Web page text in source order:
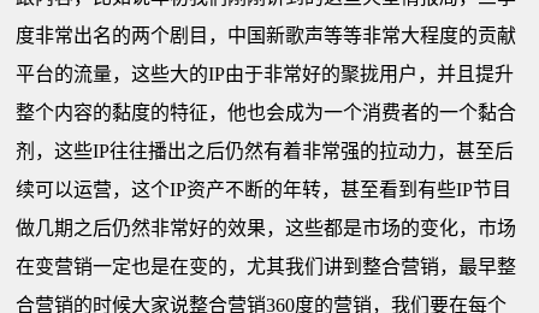
度非常出名的两个剧目，中国新歌声等等非常大程度的贡献
平台的流量，这些大的IP由于非常好的聚拢用户，并且提升
整个内容的黏度的特征，他也会成为一个消费者的一个黏合
剂，这些IP往往播出之后仍然有着非常强的拉动力，甚至后
续可以运营，这个IP资产不断的年转，甚至看到有些IP节目
做几期之后仍然非常好的效果，这些都是市场的变化，市场
在变营销一定也是在变的，尤其我们讲到整合营销，最早整
合营销的时候大家说整合营销360度的营销，我们要在每个